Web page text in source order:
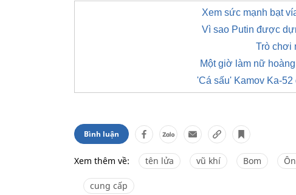
Xem sức mạnh bạt
Vì sao Putin được
Trò chơi
Một giờ làm nữ
'Cá sấu' Kamov Ka-
Bình luận
Xem thêm về: tên lửa vũ khí Bom
cung cấp